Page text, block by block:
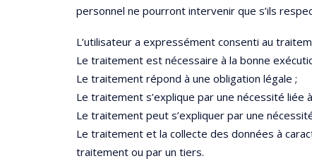
personnel ne pourront intervenir que s’ils
L’utilisateur a expressément consenti au
Le traitement est nécessaire à la bonne
Le traitement répond à une obligation légale ;
Le traitement s’explique par une nécessité liée
Le traitement peut s’expliquer par une
Le traitement et la collecte des données à
traitement ou par un tiers.